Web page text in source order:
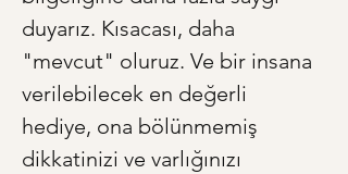
duyarız. Kısacası, daha
"mevcut" oluruz. Ve bir insana
verilebilecek en değerli
hediye, ona bölünmemiş
dikkatinizi ve varlığınızı